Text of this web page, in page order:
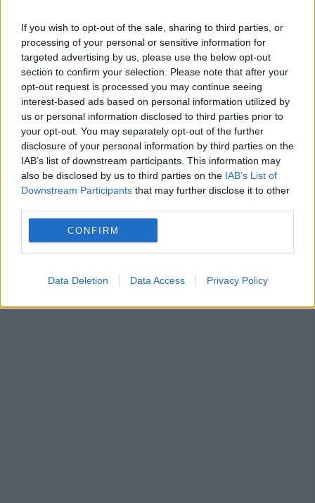
If you wish to opt-out of the sale, sharing to third parties, or
processing of your personal or sensitive information for
targeted advertising by us, please use the below opt-out
section to confirm your selection. Please note that after your
opt-out request is processed you may continue seeing
interest-based ads based on personal information utilized by
us or personal information disclosed to third parties prior to
your opt-out. You may separately opt-out of the further
disclosure of your personal information by third parties on the
IAB’s list of downstream participants. This information may
also be disclosed by us to third parties on the IAB’s List of
Downstream Participants that may further disclose it to other
CONFIRM
Data Deletion Data Access Privacy Policy
Regula pe care mulți români din
străinătate nu o cunosc despre
contribuțiile la pensie
arme baze bomba cancer
informatii jihadisti lumii Mosul
oameni pericol radiatii radioactiv
servicii SIL stat